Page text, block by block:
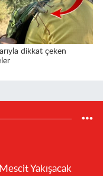
dikkat çeken
Yakışacak